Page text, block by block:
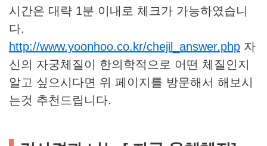
시간은 대략 1분 이내로 체크가 가능하였습니
다.
http://www.yoonhoo.co.kr/chejil_answer.php 자
신의 자궁체질이 한의학적으로 어떤 체질인지
알고 싶으시다면 위 페이지를 방문해서 해보시
는것 추천드립니다.